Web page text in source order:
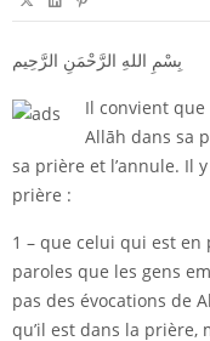
بِسْمِ اللهِ الرَّحْمَنِ الرَّحِيم
Il convient
Allāh dans sa
sa prière et l’annule. Il
prière :
1 – que celui qui est
paroles que les gens
pas des évocations de
qu’il est dans la prière,